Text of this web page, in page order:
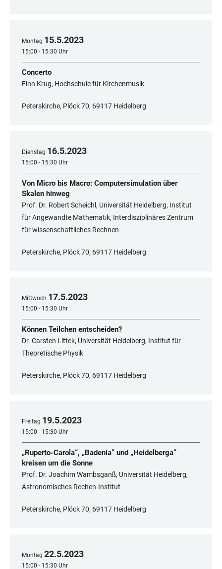
Montag 15.5.2023
15:00 - 15:30 Uhr
Concerto
Finn Krug, Hochschule für Kirchenmusik
Peterskirche, Plöck 70, 69117 Heidelberg
Dienstag 16.5.2023
15:00 - 15:30 Uhr
Von Micro bis Macro: Computersimulation über
Skalen hinweg
Prof. Dr. Robert Scheichl, Universität Heidelberg, Institut
für Angewandte Mathematik, Interdisziplinäres Zentrum
für wissenschaftliches Rechnen
Peterskirche, Plöck 70, 69117 Heidelberg
Mittwoch 17.5.2023
15:00 - 15:30 Uhr
Können Teilchen entscheiden?
Dr. Carsten Littek, Universität Heidelberg, Institut für
Theoretische Physik
Peterskirche, Plöck 70, 69117 Heidelberg
Freitag 19.5.2023
15:00 - 15:30 Uhr
„Ruperto-Carola“, „Badenia“ und „Heidelberga“
kreisen um die Sonne
Prof. Dr. Joachim Wambsganß, Universität Heidelberg,
Astronomisches Rechen-Institut
Peterskirche, Plöck 70, 69117 Heidelberg
Montag 22.5.2023
15:00 - 15:30 Uhr